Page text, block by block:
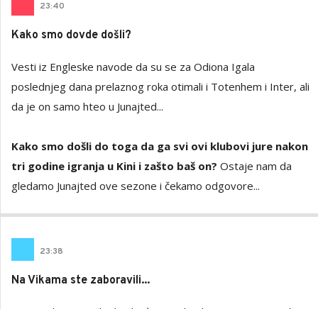
23:40
Kako smo dovde došli?
Vesti iz Engleske navode da su se za Odiona Igala
poslednjeg dana prelaznog roka otimali i Totenhem i Inter, ali
da je on samo hteo u Junajted...
Kako smo došli do toga da ga svi ovi klubovi jure nakon
tri godine igranja u Kini i zašto baš on? Ostaje nam da
gledamo Junajted ove sezone i čekamo odgovore...
23:38
Na Vikama ste zaboravili...